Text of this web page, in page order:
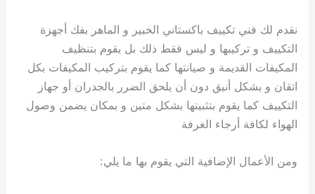
نقدم لك فني تكييف باكستاني الخبير و الماهر بفك أجهزة
التكييف و تركيبها و ليس فقط ذلك بل يقوم بتنظيف
المكيفات القديمة و صيانتها كما يقوم بتركيب المكيفات بكل
اتقان و بشكل أنيق دون أن يلحق الضرر بالجدران أو جهاز
التكييف كما يقوم بتثبيتها بشكل متين و بمكان يضمن وصول
الهواء لكافة أرجاء الغرفة
ومن الأعمال الإضافية التي يقوم بها ما يلي: